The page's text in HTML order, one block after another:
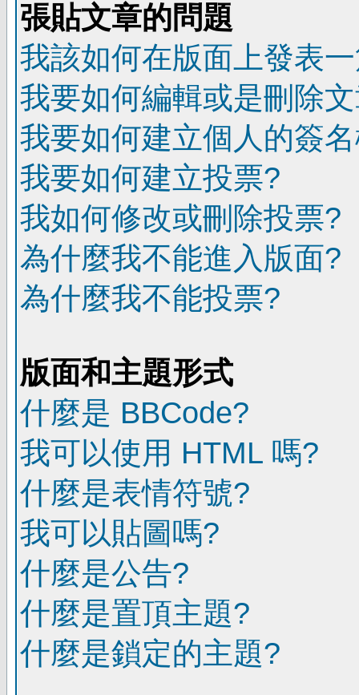
張貼文章的問題
我該如何在版面上發表
我要如何編輯或是刪除
我要如何建立個人的簽
我要如何建立投票?
我如何修改或刪除投票?
為什麼我不能進入版面?
為什麼我不能投票?
版面和主題形式
什麼是 BBCode?
我可以使用 HTML 嗎?
什麼是表情符號?
我可以貼圖嗎?
什麼是公告?
什麼是置頂主題?
什麼是鎖定的主題?